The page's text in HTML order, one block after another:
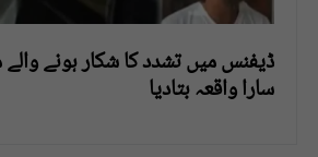
ڈیفنس میں تشدد کا شکار ہونے والے
سارا واقعہ بتادیا